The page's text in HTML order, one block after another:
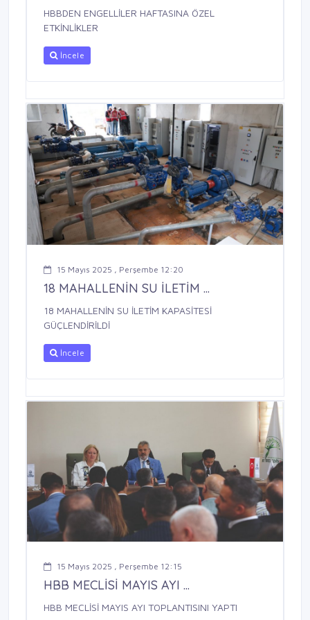
HBBDEN ENGELLİLER HAFTASINA ÖZEL
ETKİNLİKLER
İncele
15 Mayıs 2025 , Perşembe 12:20
18 MAHALLENİN SU İLETİM ...
18 MAHALLENİN SU İLETİM KAPASİTESİ
GÜÇLENDİRİLDİ
İncele
15 Mayıs 2025 , Perşembe 12:15
HBB MECLİSİ MAYIS AYI ...
HBB MECLİSİ MAYIS AYI TOPLANTISINI YAPTI